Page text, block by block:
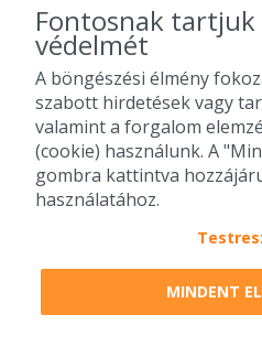
2010-2026 Copyright -
Pizza, gyros, hamburger, menük
Fontosnak tartjuk
védelmét
A böngészési élmény
szabott hirdetések vagy
valamint a forgalom
(cookie) használunk. A
gombra kattintva
használatához.
MINDENT